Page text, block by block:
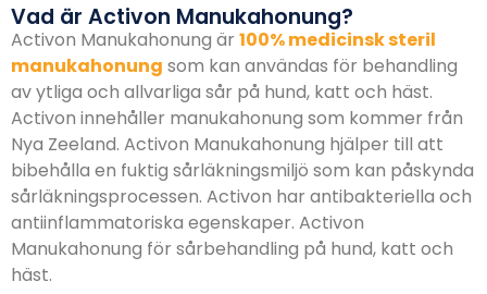
Vad är Activon Manukahonung?
Activon Manukahonung är 100% medicinsk steril
manukahonung som kan användas för behandling
av ytliga och allvarliga sår på hund, katt och häst.
Activon innehåller manukahonung som kommer från
Nya Zeeland. Activon Manukahonung hjälper till att
bibehålla en fuktig sårläkningsmiljö som kan påskynda
sårläkningsprocessen. Activon har antibakteriella och
antiinflammatoriska egenskaper. Activon
Manukahonung för sårbehandling på hund, katt och
häst.